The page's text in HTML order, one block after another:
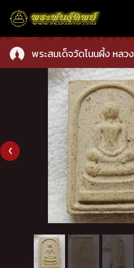
พระสมเด็จวัดโนนผึ้ง หลว